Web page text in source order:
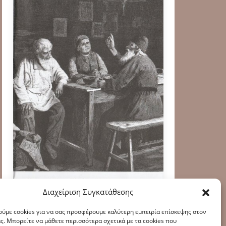
Διαχείριση Συγκατάθεσης
cookies για να σας προσφέρουμε καλύτερη εμπειρία επίσκεψης στον
Μπορείτε να μάθετε περισσότερα σχετικά με τα cookies που